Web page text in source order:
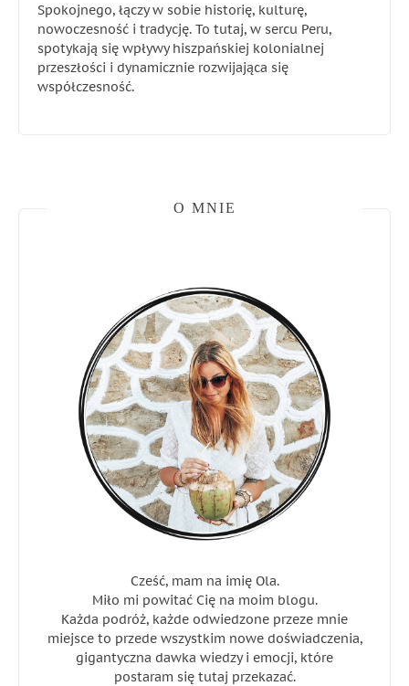
Spokojnego, łączy w sobie historię, kulturę,
nowoczesność i tradycję. To tutaj, w sercu Peru,
spotykają się wpływy hiszpańskiej kolonialnej
przeszłości i dynamicznie rozwijająca się
współczesność.
O MNIE
Cześć, mam na imię Ola.
Miło mi powitać Cię na moim blogu.
Każda podróż, każde odwiedzone przeze mnie
miejsce to przede wszystkim nowe doświadczenia,
gigantyczna dawka wiedzy i emocji, które
postaram się tutaj przekazać.